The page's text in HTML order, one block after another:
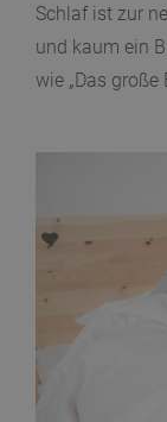
Schlaf ist zur
und kaum ein
wie „Das